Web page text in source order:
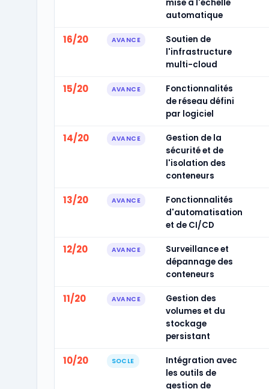
mise à l'échelle
automatique
16/20 AVANCE
Soutien de
l'infrastructure
multi-cloud
15/20 AVANCE
Fonctionnalités
de réseau défini
par logiciel
14/20 AVANCE
Gestion de la
sécurité et de
l'isolation des
conteneurs
13/20 AVANCE
Fonctionnalités
d'automatisation
et de CI/CD
12/20 AVANCE
Surveillance et
dépannage des
conteneurs
11/20 AVANCE
Gestion des
volumes et du
stockage
persistant
10/20 SOCLE
Intégration avec
les outils de
gestion de